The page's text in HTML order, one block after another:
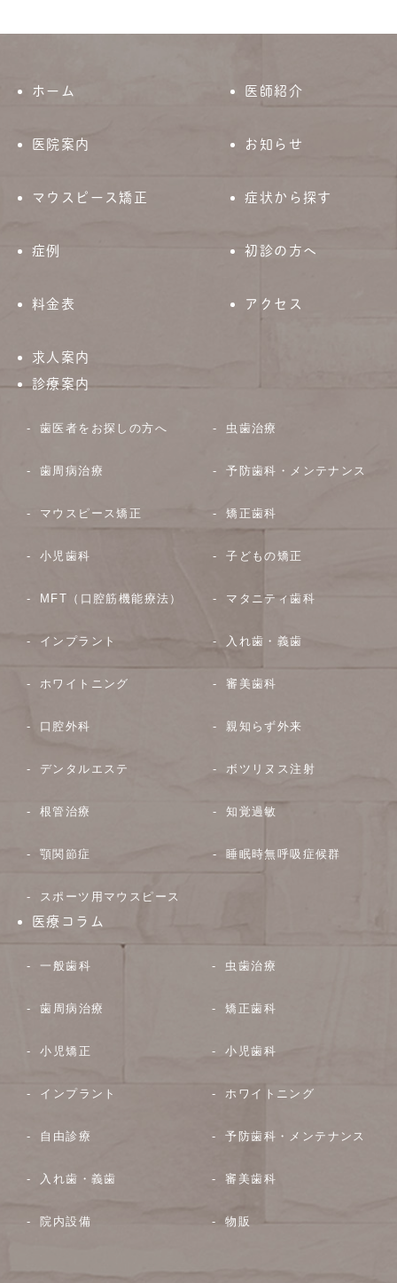
ホーム 医師紹介
医院案内 お知らせ
マウスピース矯正 症状から探す
症例 初診の方へ
料金表 アクセス
求人案内
診療案内
歯医者をお探しの方へ 虫歯治療
歯周病治療 予防歯科・メンテナンス
マウスピース矯正 矯正歯科
小児歯科 子どもの矯正
MFT（口腔筋機能療法） マタニティ歯科
インプラント 入れ歯・義歯
ホワイトニング 審美歯科
口腔外科 親知らず外来
デンタルエステ ボツリヌス注射
根管治療 知覚過敏
顎関節症 睡眠時無呼吸症候群
スポーツ用マウスピース
医療コラム
一般歯科 虫歯治療
歯周病治療 矯正歯科
小児矯正 小児歯科
インプラント ホワイトニング
自由診療 予防歯科・メンテナンス
入れ歯・義歯 審美歯科
院内設備 物販